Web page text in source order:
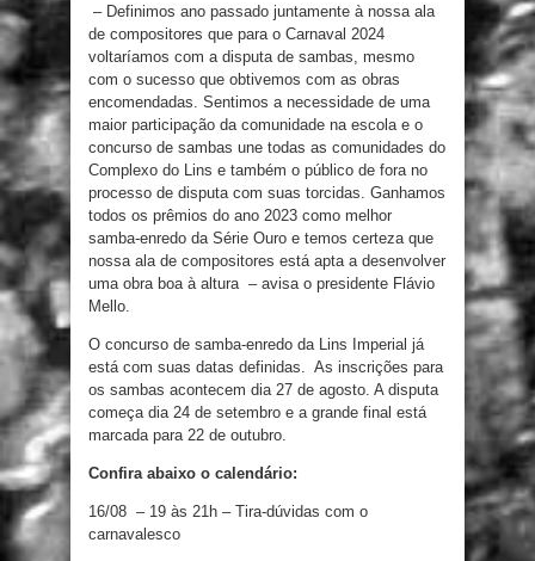
– Definimos ano passado juntamente à nossa ala
de compositores que para o Carnaval 2024
voltaríamos com a disputa de sambas, mesmo
com o sucesso que obtivemos com as obras
encomendadas. Sentimos a necessidade de uma
maior participação da comunidade na escola e o
concurso de sambas une todas as comunidades do
Complexo do Lins e também o público de fora no
processo de disputa com suas torcidas. Ganhamos
todos os prêmios do ano 2023 como melhor
samba-enredo da Série Ouro e temos certeza que
nossa ala de compositores está apta a desenvolver
uma obra boa à altura – avisa o presidente Flávio
Mello.
O concurso de samba-enredo da Lins Imperial já
está com suas datas definidas. As inscrições para
os sambas acontecem dia 27 de agosto. A disputa
começa dia 24 de setembro e a grande final está
marcada para 22 de outubro.
Confira abaixo o calendário:
16/08 – 19 às 21h – Tira-dúvidas com o
carnavalesco